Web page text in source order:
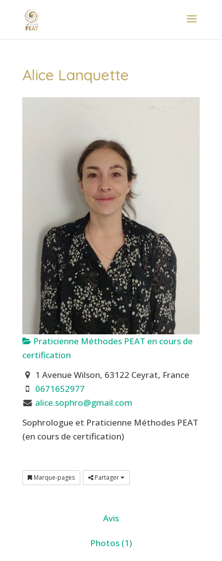
Alice Lanquette
Praticienne Méthodes PEAT en cours de
certification
1 Avenue Wilson, 63122 Ceyrat, France
0671652977
alice.sophro@gmail.com
Sophrologue et Praticienne Méthodes PEAT
(en cours de certification)
Marque-pages Partager
Avis
Photos (1)